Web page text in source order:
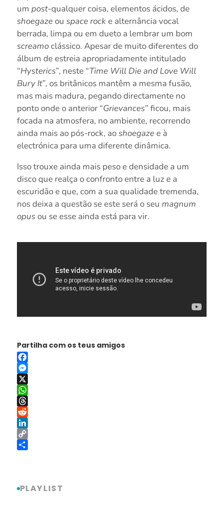
um post-qualquer coisa, elementos ácidos, de
shoegazeou space rock e alternância vocal
berrada, limpa ou em dueto a lembrar um bom
screamoclássico. Apesar de muito diferentes do
álbum de estreia apropriadamente intitulado
“Hysterics”, neste “Time Will Die and Love Will
Bury It”, os britânicos mantêm a mesma fusão,
mas mais madura, pegando directamente no
ponto onde o anterior “Grievances” ficou, mais
focada na atmosfera, no ambiente, recorrendo
ainda mais ao pós-rock, aoshoegazee à
electrónica para uma diferente dinâmica.
Isso trouxe ainda mais peso e densidade a um
disco que realça o confronto entre a luz e a
escuridão e que, com a sua qualidade tremenda,
nos deixa a questão se este será o seu magnum
opusou se esse ainda está para vir.
Partilha com os teus amigos
Facebook
Messenger
X
WhatsApp
Threads
Reddit
LinkedIn
Copy
PLAYLIST